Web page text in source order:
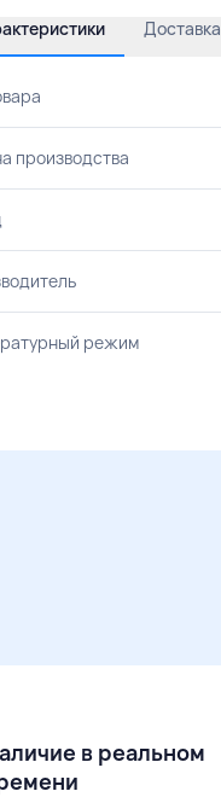
Доставка
производства
режим
в реальном